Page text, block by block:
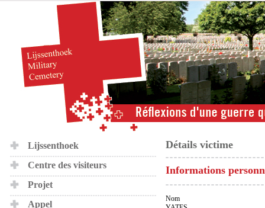
Lijssenthoek
Centre des visiteurs
Projet
Appel
Détails victime
Informations
Nom